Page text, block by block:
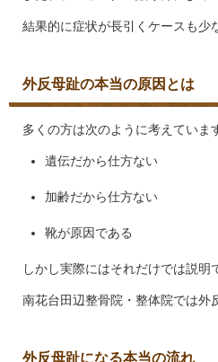
結果的に症状が長引くケースも少
外反母趾の本当の原因とは
多くの方は次のように考えていま
遺伝だから仕方ない
加齢だから仕方ない
靴が原因である
しかし実際にはそれだけでは説明
南花台田辺整骨院・整体院では外
外反母趾になる本当の流れ